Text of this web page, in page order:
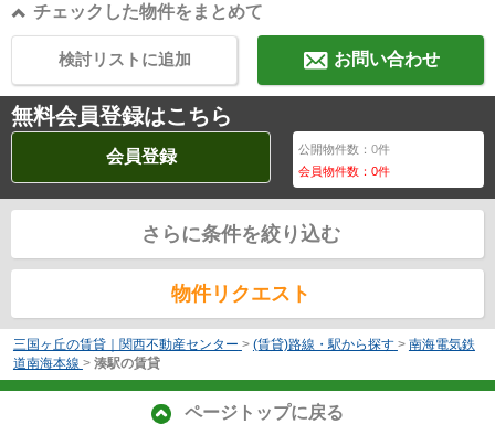
チェックした物件をまとめて
お問い合わせ
検討リストに追加
無料会員登録はこちら
会員登録 公開物件数：0件
会員物件数：0件
さらに条件を絞り込む
物件リクエスト
三国ヶ丘の賃貸｜関西不動産センター > (賃貸)路線・駅から探す > 南海電気鉄
道南海本線 > 湊駅の賃貸
ページトップに戻る